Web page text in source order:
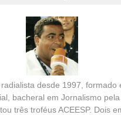
desde 1997, formado
bacheral em Jornalismo pela
três troféus ACEESP. Dois